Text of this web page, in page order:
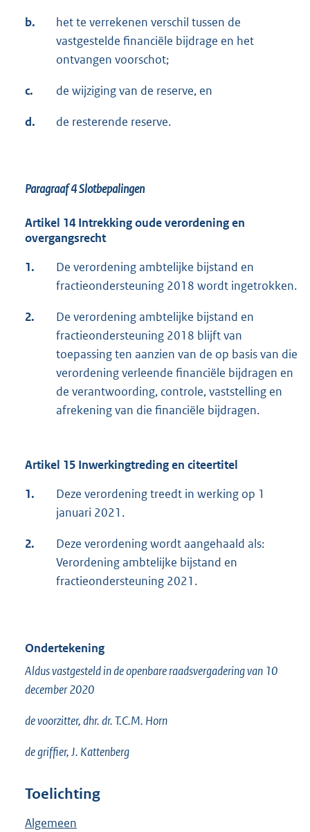
b.
het te verrekenen verschil tussen de
vastgestelde financiële bijdrage en het
ontvangen voorschot;
c. de wijziging van de reserve, en
d. de resterende reserve.
Paragraaf 4Slotbepalingen
Artikel 14 Intrekking oude verordening en
overgangsrecht
1.
De verordening ambtelijke bijstand en
fractieondersteuning 2018 wordt ingetrokken.
2.
De verordening ambtelijke bijstand en
fractieondersteuning 2018 blijft van
toepassing ten aanzien van de op basis van die
verordening verleende financiële bijdragen en
de verantwoording, controle, vaststelling en
afrekening van die financiële bijdragen.
Artikel 15 Inwerkingtreding en citeertitel
1.
Deze verordening treedt in werking op 1
januari 2021.
2.
Deze verordening wordt aangehaald als:
Verordening ambtelijke bijstand en
fractieondersteuning 2021.
Ondertekening
Aldus vastgesteld in de openbare raadsvergadering van 10
december 2020
de voorzitter, dhr. dr. T.C.M. Horn
de griffier, J. Kattenberg
Toelichting
Algemeen